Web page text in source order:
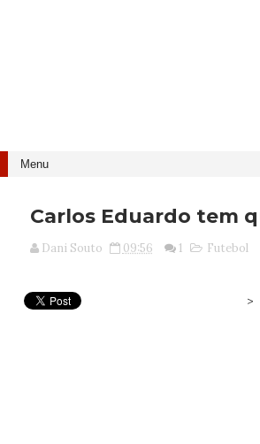
Carlos Eduardo tem
Dani Souto 09:56 1 Futebol
>